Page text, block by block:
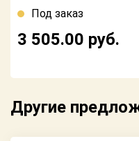
Возврат
Поставщикам
Акции
Под заказ
3 505.00 руб.
Другие